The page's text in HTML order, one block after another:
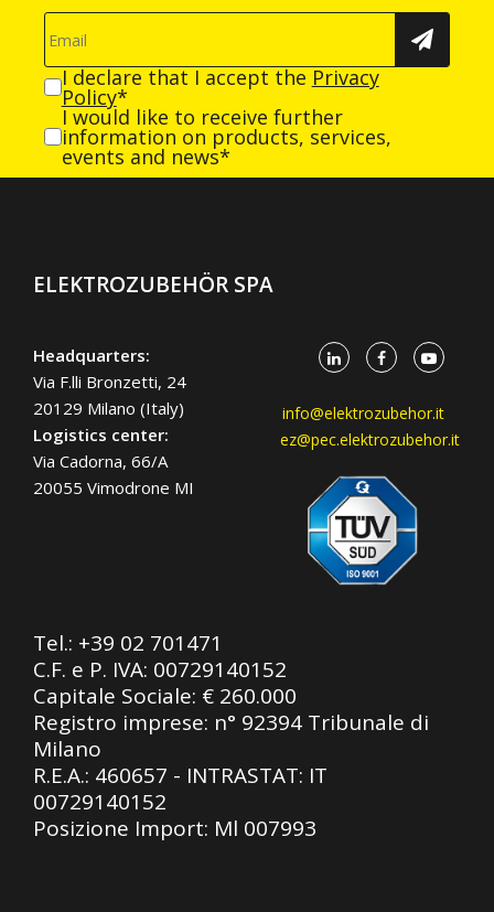
I declare that I accept the Privacy
Policy*
I would like to receive further
information on products, services,
events and news*
ELEKTROZUBEHÖR SPA
Headquarters:
Via F.lli Bronzetti, 24
20129 Milano (Italy)
Logistics center:
Via Cadorna, 66/A
20055 Vimodrone MI
info@elektrozubehor.it
ez@pec.elektrozubehor.it
Tel.: +39 02 701471
C.F. e P. IVA: 00729140152
Capitale Sociale: € 260.000
Registro imprese: n° 92394 Tribunale di
Milano
R.E.A.: 460657 - INTRASTAT: IT
00729140152
Posizione Import: Ml 007993